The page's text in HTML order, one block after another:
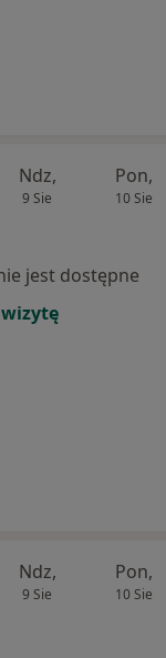
Ndz,
9 Sie
Pon,
10 Sie
jest dostępne
Ndz,
9 Sie
Pon,
10 Sie